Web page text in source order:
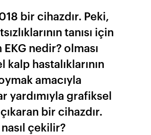
bir cihazdır. Peki,
tanısı için
EKG nedir? olması
kalp hastalıklarının
amacıyla
yardımıyla grafiksel
bir cihazdır.
nasıl çekilir?